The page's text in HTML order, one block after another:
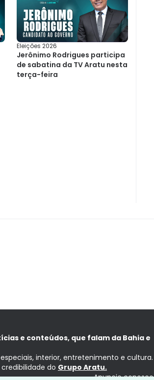
Eleições 2026
Jerônimo Rodrigues participa
de sabatina da TV Aratu nesta
terça-feira
e conteúdos, que falam da Bahia e
interior, entretenimento e cultura.
do Grupo Aratu.
Anuncie conosco